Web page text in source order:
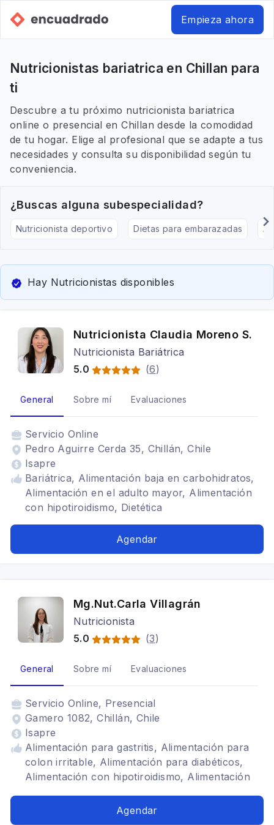
Empieza ahora
Nutricionistas bariatrica en Chillan para
ti
Descubre a tu próximo nutricionista bariatrica
online o presencial en Chillan desde la comodidad
de tu hogar. Elige al profesional que se adapte a tus
necesidades y consulta su disponibilidad según tu
conveniencia.
¿Buscas alguna subespecialidad?
Nutricionista deportivo Dietas para embarazadas
Hay Nutricionistas disponibles
Nutricionista Claudia Moreno S.
Nutricionista Bariátrica
5.0
(6)
General Sobre mí Evaluaciones
Servicio Online
Pedro Aguirre Cerda 35, Chillán, Chile
Isapre
Bariátrica, Alimentación baja en carbohidratos,
Alimentación en el adulto mayor, Alimentación
con hipotiroidismo, Dietética
Agendar
Mg.Nut.Carla Villagrán
Nutricionista
5.0
(3)
General Sobre mí Evaluaciones
Servicio Online, Presencial
Gamero 1082, Chillán, Chile
Isapre
Alimentación para gastritis, Alimentación para
colon irritable, Alimentación para diabéticos,
Alimentación con hipotiroidismo, Alimentación
digestivos, Nutricionista deportivo, SIBO, Dietas
Agendar